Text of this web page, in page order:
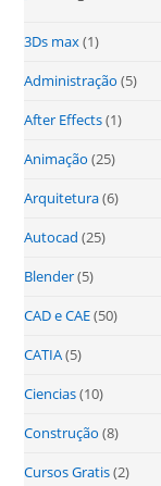
3Ds max(1)
Administração (5)
After Effects(1)
Animação (25)
Arquitetura(6)
Autocad (25)
Blender(5)
CAD e CAE(50)
CATIA(5)
Ciencias(10)
Construção (8)
Cursos Gratis(2)